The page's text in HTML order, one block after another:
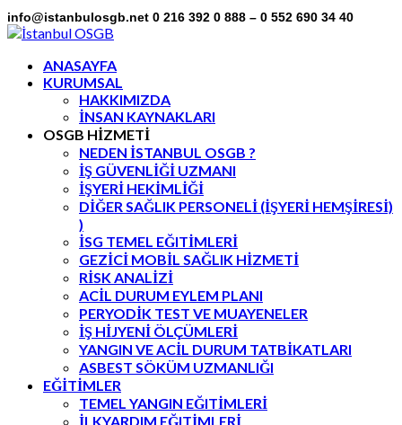
info@istanbulosgb.net 0 216 392 0 888 – 0 552 690 34 40
Facebook
Twitter
LinkedIn
Instagram
Flickr
ANASAYFA
KURUMSAL
HAKKIMIZDA
İNSAN KAYNAKLARI
OSGB HİZMETİ
NEDEN İSTANBUL OSGB ?
İŞ GÜVENLİĞİ UZMANI
İŞYERİ HEKİMLİĞİ
DİĞER SAĞLIK PERSONELİ (İŞYERİ HEMŞİRESİ)
)
İSG TEMEL EĞITİMLERİ
GEZİCİ MOBİL SAĞLIK HİZMETİ
RİSK ANALİZİ
ACİL DURUM EYLEM PLANI
PERYODİK TEST VE MUAYENELER
İŞ HİJYENİ ÖLÇÜMLERİ
YANGIN VE ACİL DURUM TATBİKATLARI
ASBEST SÖKÜM UZMANLIĞI
EĞİTİMLER
TEMEL YANGIN EĞITİMLERİ
İLKYARDIM EĞITİMLERİ